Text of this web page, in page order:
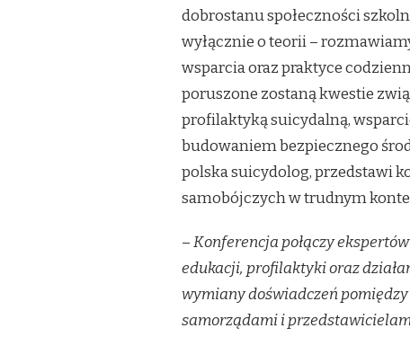
dobrostanu społeczności
wyłącznie o teorii –
wsparcia oraz praktyce
poruszone zostaną kwestie
profilaktyką suicydalną,
budowaniem bezpiecznego
polska suicydolog, przedstawi
samobójczych w trudnym
–Konferencja połączy
edukacji, profilaktyki oraz
wymiany doświadczeń
samorządami i